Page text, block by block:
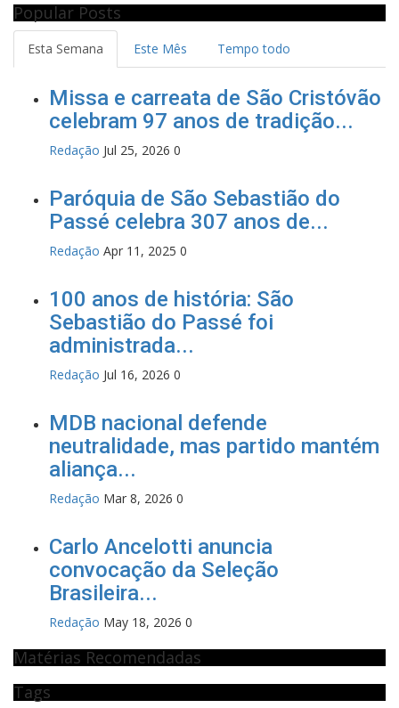
Popular Posts
Esta Semana Este Mês Tempo todo
Missa e carreata de São Cristóvão
celebram 97 anos de tradição...
Redação Jul 25, 2026 0
Paróquia de São Sebastião do
Passé celebra 307 anos de...
Redação Apr 11, 2025 0
100 anos de história: São
Sebastião do Passé foi
administrada...
Redação Jul 16, 2026 0
MDB nacional defende
neutralidade, mas partido mantém
aliança...
Redação Mar 8, 2026 0
Carlo Ancelotti anuncia
convocação da Seleção
Brasileira...
Redação May 18, 2026 0
Matérias Recomendadas
Tags